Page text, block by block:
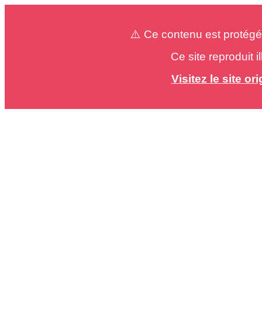
⚠️ Ce contenu est
Ce site reproduit
Visitez le site